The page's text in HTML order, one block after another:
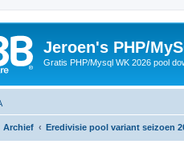
Jeroen's PHP/
Gratis PHP/Mysql WK 2026 pool
Archief Eredivisie pool variant seizoen